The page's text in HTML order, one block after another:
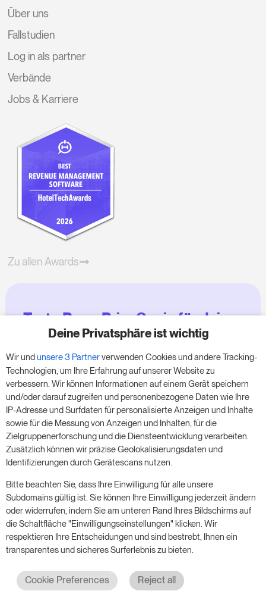
Über uns
Fallstudien
Log in als partner
Verbände
Jobs & Karriere
Zu allen Awards
Teste RoomPriceGenie für deine
Zimmer
Nutze unsere 14-tägige Testversion und steigere
deinen Umsatz jetzt – ganz ohne Verpflichtung.
Buche einen Termin, um deine kostenlose 14-
tägige Testphase zu starten.
Ein Meeting buchen
Deine Privatsphäre ist wichtig
Wir undunsere 3 Partnerverwenden Cookies und andere Tracking-
Technologien, um Ihre Erfahrung auf unserer Website zu
verbessern. Wir können Informationen auf einem Gerät speichern
und/oder darauf zugreifen und personenbezogene Daten wie Ihre
IP-Adresse und Surfdaten für personalisierte Anzeigen und Inhalte
sowie für die Messung von Anzeigen und Inhalten, für die
Zielgruppenerforschung und die Diensteentwicklung verarbeiten.
Zusätzlich können wir präzise Geolokalisierungsdaten und
Identifizierungen durch Gerätescans nutzen.
Bitte beachten Sie, dass Ihre Einwilligung für alle unsere
Subdomains gültig ist. Sie können Ihre Einwilligung jederzeit ändern
oder widerrufen, indem Sie am unteren Rand Ihres Bildschirms auf
die Schaltfläche "Einwilligungseinstellungen" klicken. Wir
respektieren Ihre Entscheidungen und sind bestrebt, Ihnen ein
transparentes und sicheres Surferlebnis zu bieten.
Cookie Preferences Reject all